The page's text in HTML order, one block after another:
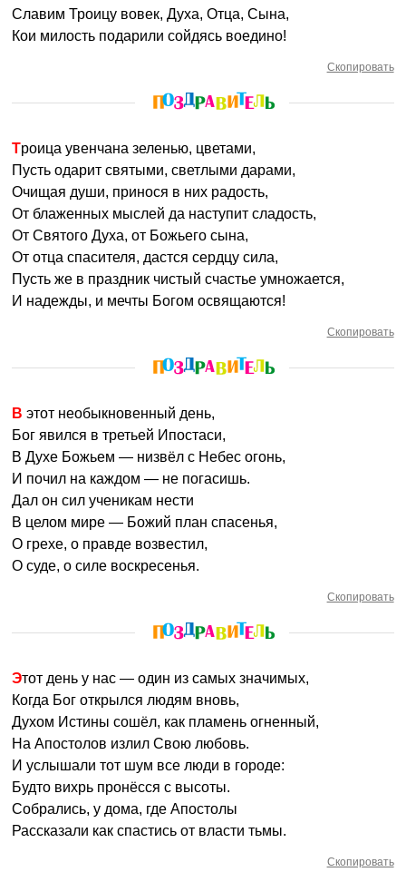
Славим Троицу вовек, Духа, Отца, Сына,
Кои милость подарили сойдясь воедино!
Скопировать
Троица увенчана зеленью, цветами,
Пусть одарит святыми, светлыми дарами,
Очищая души, принося в них радость,
От блаженных мыслей да наступит сладость,
От Святого Духа, от Божьего сына,
От отца спасителя, дастся сердцу сила,
Пусть же в праздник чистый счастье умножается,
И надежды, и мечты Богом освящаются!
Скопировать
В этот необыкновенный день,
Бог явился в третьей Ипостаси,
В Духе Божьем — низвёл с Небес огонь,
И почил на каждом — не погасишь.
Дал он сил ученикам нести
В целом мире — Божий план спасенья,
О грехе, о правде возвестил,
О суде, о силе воскресенья.
Скопировать
Этот день у нас — один из самых значимых,
Когда Бог открылся людям вновь,
Духом Истины сошёл, как пламень огненный,
На Апостолов излил Свою любовь.
И услышали тот шум все люди в городе:
Будто вихрь пронёсся с высоты.
Собрались, у дома, где Апостолы
Рассказали как спастись от власти тьмы.
Скопировать